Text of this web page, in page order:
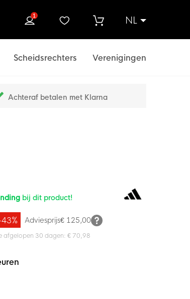
NL
1
Scheidsrechters Verenigingen
Achteraf betalen met Klarna
bij dit product!
Adviesprijs€ 125,00
afgelopen 30 dagen: € 70,98